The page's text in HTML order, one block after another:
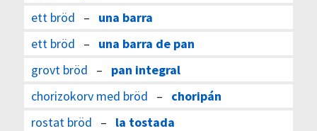
ett bröd – una barra
ett bröd – una barra de pan
grovt bröd – pan integral
chorizokorv med bröd – choripán
rostat bröd – la tostada